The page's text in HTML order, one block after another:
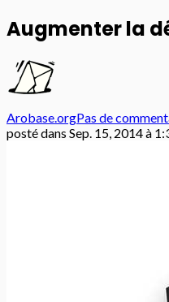
Augmenter la
Arobase.orgPas de
posté dans Sep. 15, 2014 à